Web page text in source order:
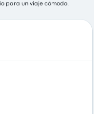
para un viaje cómodo.